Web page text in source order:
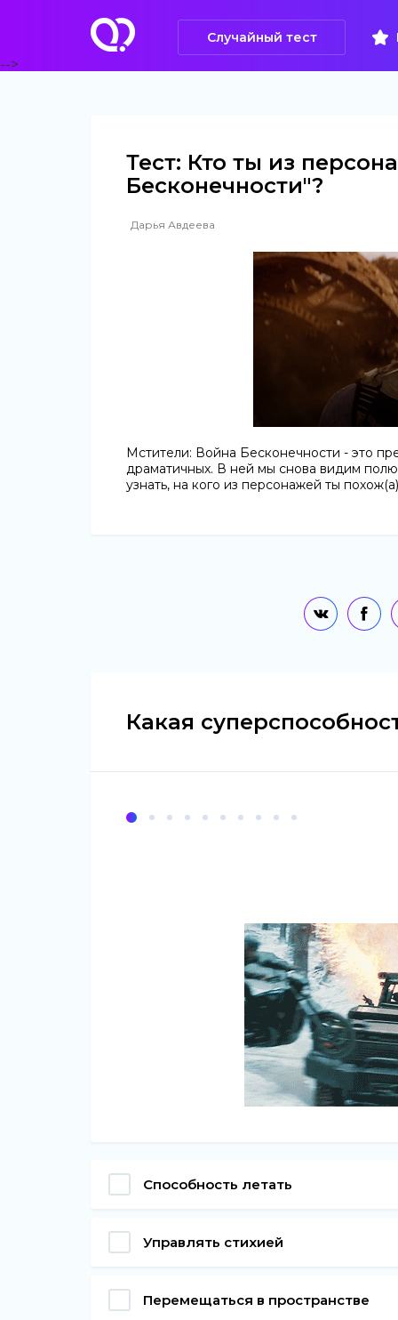
Случайный тест
-->
Тест: Кто ты из
Бесконечности"?
Дарья Авдеева
Мстители: Война Бесконечности - это
драматичных. В ней мы снова видим
узнать, на кого из персонажей ты
Какая
Способность летать
Управлять стихией
Перемещаться в пространстве